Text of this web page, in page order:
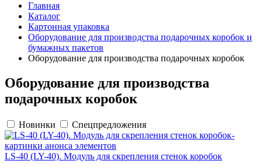
Главная
Каталог
Картонная упаковка
Оборудование для производства подарочных коробок и
бумажных пакетов
Оборудование для производства подарочных коробок
Оборудование для производства
подарочных коробок
Новинки Спецпредложения
LS-40 (LY-40). Модуль для скрепления стенок коробок